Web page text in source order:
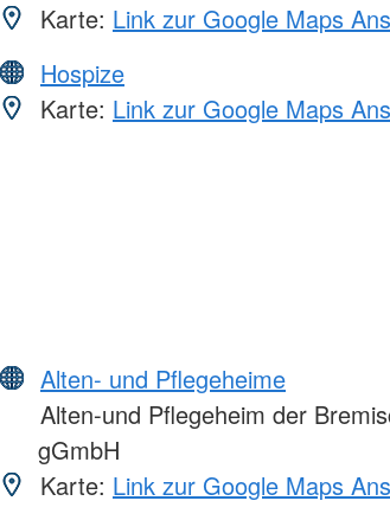
Karte: Link zur Google Maps
Hospize
Karte: Link zur Google Maps
Alten- und Pflegeheime
Alten-und Pflegeheim der
gGmbH
Karte: Link zur Google Maps